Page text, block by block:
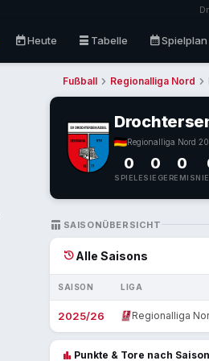
todayHeute table_rows Tabelle calendar_monthSpielplan
Fußball chevron_right Regionalliga Nord chevron_right
Regionalliga Nord
0
SPIELE
0
SIEGE
0
REMIS
TABLE_CHART SAISONÜBERSICHT
historyAlle Saisons
SAISON LIGA
2025/26 Regionalliga
bar_chart Punkte & Tore nach Saison